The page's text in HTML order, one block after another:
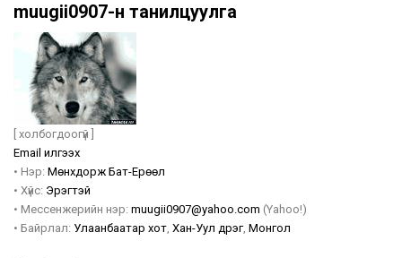
muugii0907-н танилцуулга
[ холбогдоогүй ]
Email илгээх
• Нэр: Мөнхдорж Бат-Ерөөл
• Хүйс: Эрэгтэй
• Мессенжерийн нэр: muugii0907@yahoo.com (Yahoo!)
• Байрлал: Улаанбаатар хот, Хан-Уул дүүрэг, Монгол